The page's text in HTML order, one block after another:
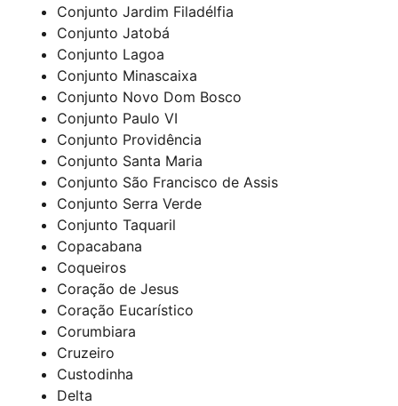
Conjunto Jardim Filadélfia
Conjunto Jatobá
Conjunto Lagoa
Conjunto Minascaixa
Conjunto Novo Dom Bosco
Conjunto Paulo VI
Conjunto Providência
Conjunto Santa Maria
Conjunto São Francisco de Assis
Conjunto Serra Verde
Conjunto Taquaril
Copacabana
Coqueiros
Coração de Jesus
Coração Eucarístico
Corumbiara
Cruzeiro
Custodinha
Delta